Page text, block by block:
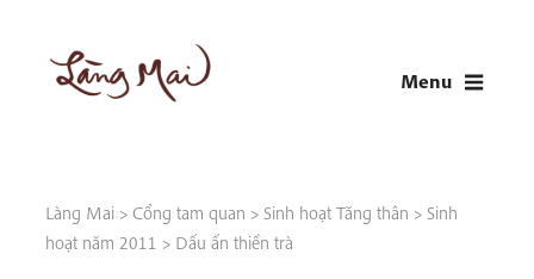
content
Menu
Làng Mai > Cổng tam quan > Sinh hoạt Tăng thân > Sinh
hoạt năm 2011 > Dấu ấn thiền trà